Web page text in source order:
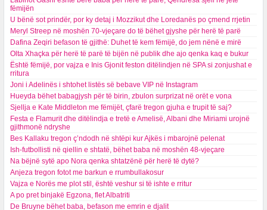
fëmijën
U bënë sot prindër, por ky detaj i Mozzikut dhe Loredanës po çmend rrjetin
Meryl Streep në moshën 70-vjeçare do të bëhet gjyshe për herë të parë
Dafina Zeqiri befason të gjithë: Duhet të kem fëmijë, do jem nënë e mirë
Olta Xhaçka për herë të parë të bijën në publik dhe ajo qenka kaq e bukur
Është fëmijë, por vajza e Inis Gjonit feston ditëlindjen në SPA si zonjushat e
rritura
Joni i Adelinës i shtohet listës së bebave VIP në Instagram
Hueyda bëhet babagjysh për të birin, zbulon surprizat në orët e vona
Sjellja e Kate Middleton me fëmijët, çfarë tregon gjuha e trupit të saj?
Festa e Flamurit dhe ditëlindja e tretë e Amelisë, Albani dhe Miriami urojnë
gjithmonë ndryshe
Bes Kallaku tregon ç’ndodh në shtëpi kur Ajkës i mbarojnë pelenat
Ish-futbollisti në qiellin e shtatë, bëhet baba në moshën 48-vjeçare
Na bëjnë sytë apo Nora qenka shtatzënë për herë të dytë?
Anjeza tregon fotot me barkun e rrumbullakosur
Vajza e Norës me plot stil, është veshur si të ishte e rritur
A po pret binjakë Egzona, flet Albatriti
De Bruyne bëhet baba, befason me emrin e djalit